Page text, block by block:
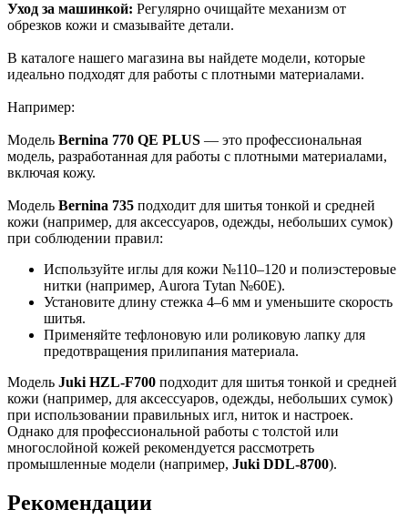
Уход за машинкой: Регулярно очищайте механизм от
обрезков кожи и смазывайте детали.
В каталоге нашего магазина вы найдете модели, которые
идеально подходят для работы с плотными материалами.
Например:
Модель Bernina 770 QE PLUS — это профессиональная
модель, разработанная для работы с плотными материалами,
включая кожу.
Модель Bernina 735 подходит для шитья тонкой и средней
кожи (например, для аксессуаров, одежды, небольших сумок)
при соблюдении правил:
Используйте иглы для кожи №110–120 и полиэстеровые
нитки (например, Aurora Tytan №60E).
Установите длину стежка 4–6 мм и уменьшите скорость
шитья.
Применяйте тефлоновую или роликовую лапку для
предотвращения прилипания материала.
Модель Juki HZL-F700 подходит для шитья тонкой и средней
кожи (например, для аксессуаров, одежды, небольших сумок)
при использовании правильных игл, ниток и настроек.
Однако для профессиональной работы с толстой или
многослойной кожей рекомендуется рассмотреть
промышленные модели (например, Juki DDL-8700).
Рекомендации